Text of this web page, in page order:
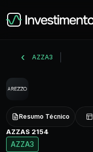
AZZA3
Resumo Técnico
AZZAS 2154
AZZA3